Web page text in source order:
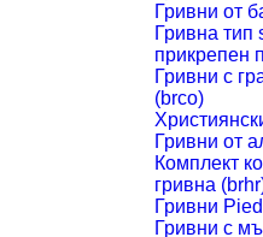
Гривни от
Гривна тип
прикрепен
Гривни с
(brco)
Гривни от
Комплект
гривна
Гривни
Гривни с